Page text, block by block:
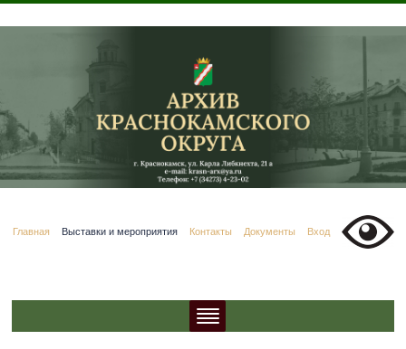
Главная Выставки и мероприятия Контакты Документы Вход